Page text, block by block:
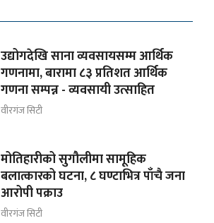
उद्योगदेखि साना व्यवसायसम्म आर्थिक
गणनामा, बारामा ८३ प्रतिशत आर्थिक
गणना सम्पन्न - व्यवसायी उत्साहित
वीरगंज सिटी
मोतिहारीको सुगौलीमा सामूहिक
बलात्कारको घटना, ८ घण्टाभित्र पाँचै जना
आरोपी पक्राउ
वीरगंज सिटी